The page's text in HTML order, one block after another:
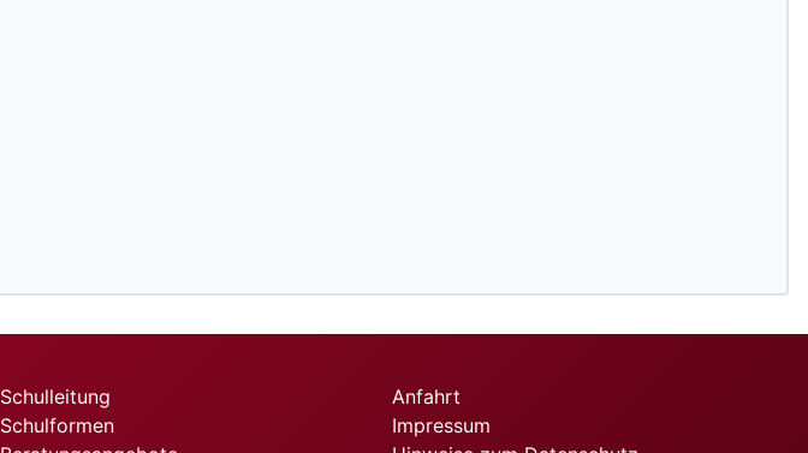
Schulleitung
Schulformen
Anfahrt
Impressum